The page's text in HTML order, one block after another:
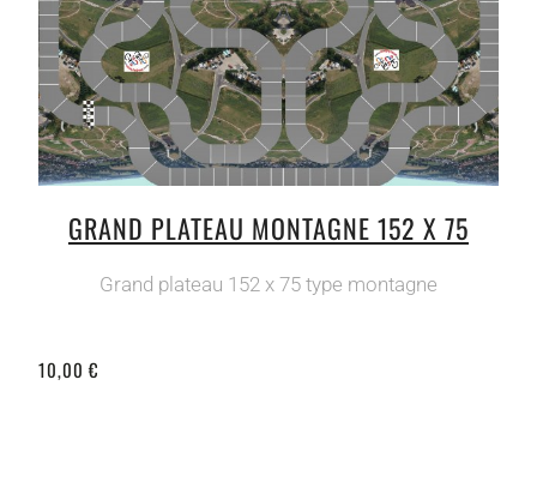
GRAND PLATEAU MONTAGNE 152 X 75
Grand plateau 152 x 75 type montagne
10,00 €